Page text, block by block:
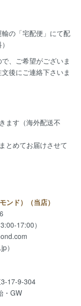
の「宅配便」にて配
、ご希望がございま
後にご連絡下さいま
ます（海外配送不
とめてお届けさせて
ンド）（当店）
17:00）
）
17-9-304
・GW